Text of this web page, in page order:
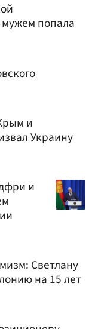
попала
и
Украину
и
Светлану
на 15 лет